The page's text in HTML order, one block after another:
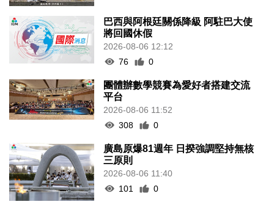
巴西與阿根廷關係降級 阿駐巴大使
將回國休假
2026-08-06 12:12
76
0
團體辦數學競賽為愛好者搭建交流
平台
2026-08-06 11:52
308
0
廣島原爆81週年 日揆強調堅持無核
三原則
2026-08-06 11:40
101
0